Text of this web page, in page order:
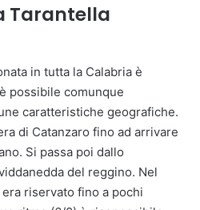
Tarantella
in tutta la Calabria è
possibile comunque
caratteristiche geografiche.
di Catanzaro fino ad arrivare
Si passa poi dallo
del reggino. Nel
riservato fino a pochi